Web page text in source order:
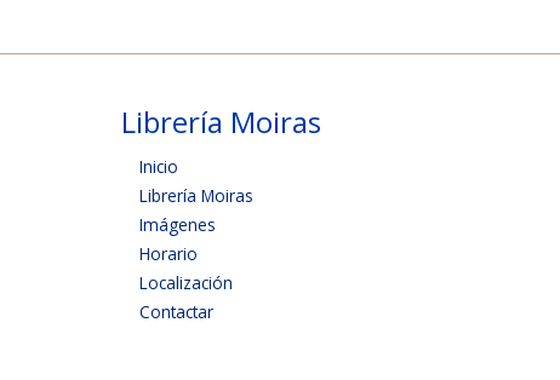
Librería Moiras
Inicio
Librería Moiras
Imágenes
Horario
Localización
Contactar